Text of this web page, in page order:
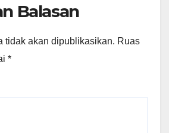
Balasan
tidak akan dipublikasikan. Ruas
*